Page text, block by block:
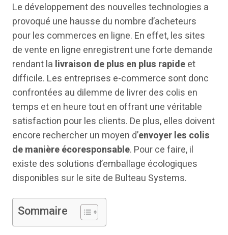
Le développement des nouvelles technologies a
provoqué une hausse du nombre d’acheteurs
pour les commerces en ligne. En effet, les sites
de vente en ligne enregistrent une forte demande
rendant la livraison de plus en plus rapideet
difficile. Les entreprises e-commerce sont donc
confrontées au dilemme de livrer des colis en
temps et en heure tout en offrant une véritable
satisfaction pour les clients. De plus, elles doivent
encore rechercher un moyen d’envoyer les colis
de manière écoresponsable. Pour ce faire, il
existe des solutions d’emballage écologiques
disponibles sur le site de Bulteau Systems.
Sommaire